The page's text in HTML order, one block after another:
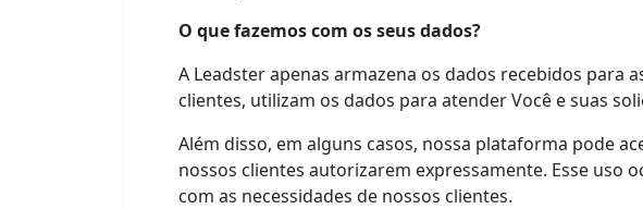
O que fazemos com os seus dados?
A Leadster apenas armazena os dados recebidos para
clientes, utilizam os dados para atender Você e suas
Além disso, em alguns casos, nossa plataforma pode
nossos clientes autorizarem expressamente. Esse uso
com as necessidades de nossos clientes.